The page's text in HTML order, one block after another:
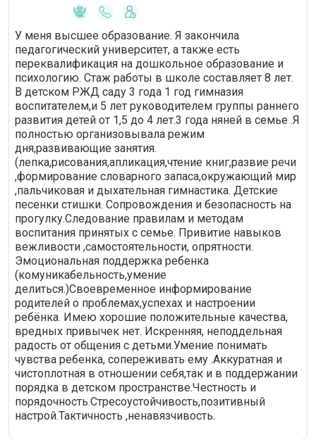
У меня высшее образование. Я закончила
педагогический университет, а также есть
переквалификация на дошкольное образование и
психологию. Стаж работы в школе составляет 8 лет.
В детском РЖД саду 3 года 1 год гимназия
воспитателем,и 5 лет руководителем группы раннего
развития детей от 1,5 до 4 лет.3 года няней в семье .Я
полностью организовывала режим
дня,развивающие занятия.
(лепка,рисования,апликация,чтение книг,развие речи
,формирование словарного запаса,окружающий мир
,пальчиковая и дыхательная гимнастика. Детские
песенки стишки. Сопровождения и безопасность на
прогулку.Следование правилам и методам
воспитания принятых с семье. Привитие навыков
вежливости ,самостоятельности, опрятности.
Эмоциональная поддержка ребенка
(комуникабельность,умение
делиться.)Своевременное информирование
родителей о проблемах,успехах и настроении
ребёнка. Имею хорошие положительные качества,
вредных привычек нет. Искренняя, неподдельная
радость от общения с детьми.Умение понимать
чувства ребенка, сопереживать ему .Аккуратная и
чистоплотная в отношении себя,так и в поддержании
порядка в детском пространстве.Честность и
порядочность.Стресоустойчивость,позитивный
настрой.Тактичность ,ненавязчивость.